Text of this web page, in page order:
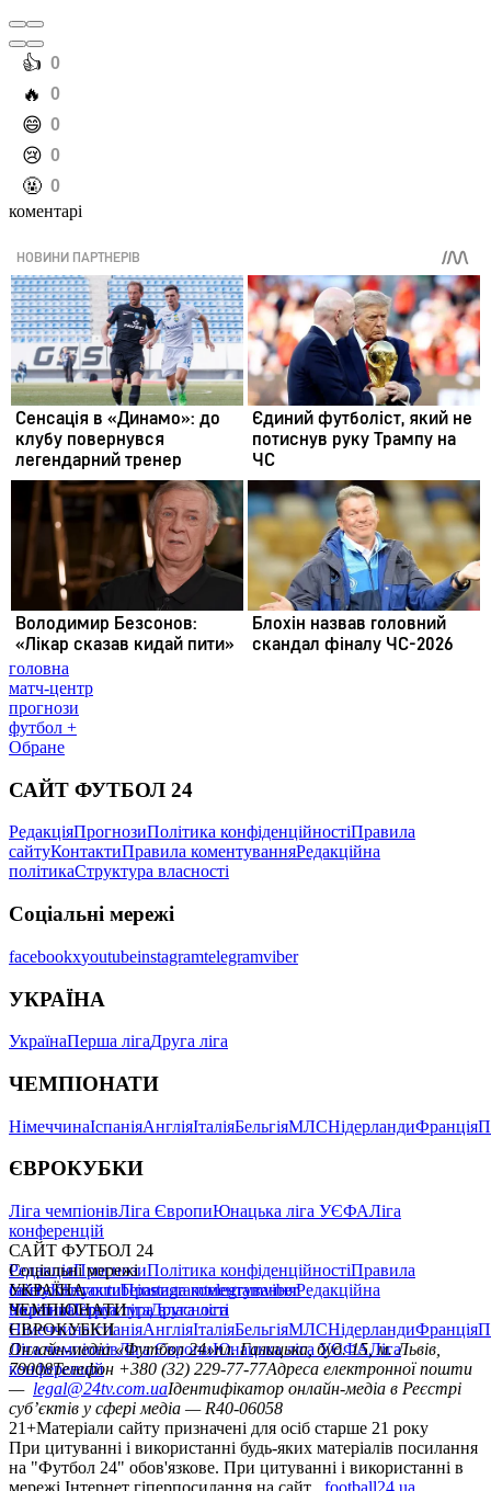
️👍 0
️🔥 0
️😄 0
️😢 0
️🤬 0
коментарі
головна
матч-центр
прогнози
футбол +
Обране
САЙТ ФУТБОЛ 24
РедакціяПрогнозиПолітика конфіденційностіПравила
сайтуКонтактиПравила коментуванняРедакційна
політикаСтруктура власності
Соціальні мережі
facebookxyoutubeinstagramtelegramviber
УКРАЇНА
УкраїнаПерша лігаДруга ліга
ЧЕМПІОНАТИ
НімеччинаІспаніяАнгліяІталіяБельгіяМЛСНідерландиФранція
ЄВРОКУБКИ
Ліга чемпіонівЛіга ЄвропиЮнацька ліга УЄФАЛіга
конференцій
САЙТ ФУТБОЛ 24
РедакціяПрогнозиПолітика конфіденційностіПравила
сайтуКонтактиПравила коментуванняРедакційна
політикаСтруктура власності
Соціальні мережі
facebookxyoutubeinstagramtelegramviber
УКРАЇНА
УкраїнаПерша лігаДруга ліга
ЧЕМПІОНАТИ
НімеччинаІспаніяАнгліяІталіяБельгіяМЛСНідерландиФранція
ЄВРОКУБКИ
Ліга чемпіонівЛіга ЄвропиЮнацька ліга УЄФАЛіга
конференцій
Онлайн-медіа «Футбол 24»пл. Галицька, буд. 15, м. Львів,
79008Телефон +380 (32) 229-77-77Адреса електронної пошти
— legal@24tv.com.uaІдентифікатор онлайн-медіа в Реєстрі
суб’єктів у сфері медіа — R40-06058
21+Матеріали сайту призначені для осіб старше 21 року
При цитуванні і використанні будь-яких матеріалів посилання
на "Футбол 24" обов'язкове. При цитуванні і використанні в